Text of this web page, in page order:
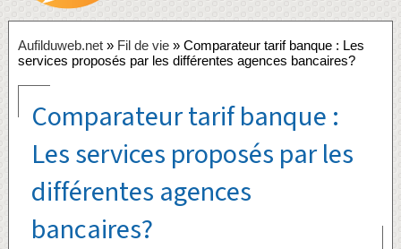
Aufilduweb.net» Fil de vie» Comparateur tarif banque : Les
services proposés par les différentes agences bancaires?
Comparateur tarif banque :
Les services proposés par les
différentes agences
bancaires?